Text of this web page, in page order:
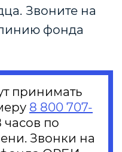
Звоните на
фонда
принимать
8 800 707-
часов по
Звонки на